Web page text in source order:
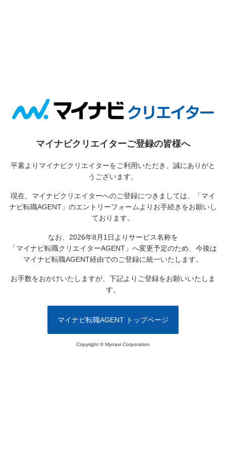
マイナビクリエイターご登録の皆様へ
平素よりマイナビクリエイターをご利用いただき、誠にありがと
うございます。
現在、マイナビクリエイターへのご登録につきましては、
「マイ
ナビ転職AGENT」のエントリーフォームよりお手続きをお願いし
ております。
なお、2026年8月1日よりサービス名称を
「マイナビ転職クリエイターAGENT」へ変更予定のため、 今後は
マイナビ転職AGENT経由でのご登録に統一いたします。
お手数をおかけいたしますが、下記よりご登録をお願いいたしま
す。
マイナビ転職AGENT トップページ
Copyright © Mynavi Corporation